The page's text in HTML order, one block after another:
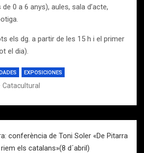
0 a 6 anys), aules, sala d’acte,
els dg. a partir de les 15 h i el primer
el dia).
EXPOSICIONES
Catacultural
conferència de Toni Soler «De Pitarra
els catalans»(8 d´abril)